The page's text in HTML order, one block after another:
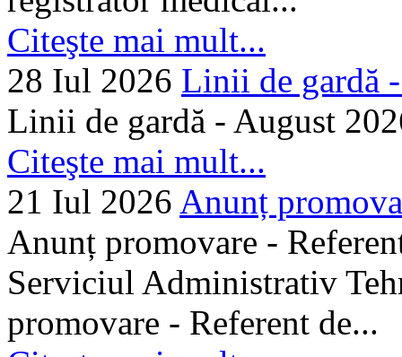
Citeşte mai mult...
28 Iul 2026 Linii de gardă
Linii de gardă - August
Citeşte mai mult...
21 Iul 2026 Anunț
Anunț promovare -
Serviciul Administrativ
promovare - Referent de...